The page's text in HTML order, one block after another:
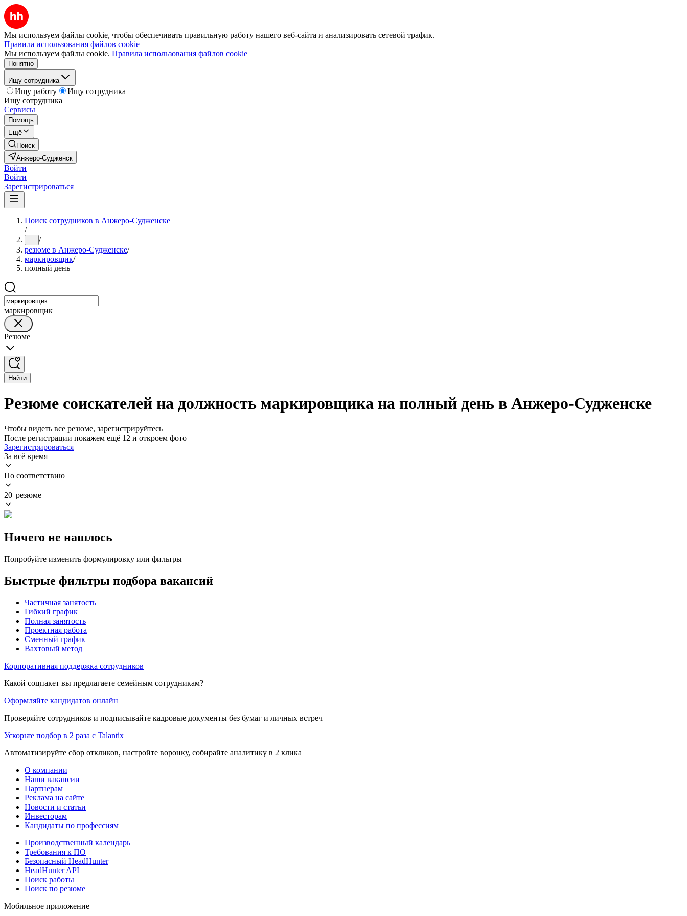
Мы используем файлы cookie, чтобы обеспечивать правильную работу нашего веб-сайта и анализировать сетевой трафик.
Правила использования файлов cookie
Мы используем файлы cookie. Правила использования файлов cookie
Понятно
Ищу сотрудника
Ищу работу
Ищу сотрудника
Ищу сотрудника
Сервисы
Помощь
Ещё
Поиск
Анжеро-Судженск
Войти
Войти
Зарегистрироваться
Поиск сотрудников в Анжеро-Судженске
/
... /
резюме в Анжеро-Судженске/
маркировщик/
полный день
маркировщик
Резюме
Найти
Резюме соискателей на должность маркировщика на полный день в Анжеро-Судженске
Чтобы видеть все резюме, зарегистрируйтесь
После регистрации покажем ещё 12 и откроем фото
Зарегистрироваться
За всё время
По соответствию
20 резюме
Ничего не нашлось
Попробуйте изменить формулировку или фильтры
Быстрые фильтры подбора вакансий
Частичная занятость
Гибкий график
Полная занятость
Проектная работа
Сменный график
Вахтовый метод
Корпоративная поддержка сотрудников
Какой соцпакет вы предлагаете семейным сотрудникам?
Оформляйте кандидатов онлайн
Проверяйте сотрудников и подписывайте кадровые документы без бумаг и личных встреч
Ускорьте подбор в 2 раза с Talantix
Автоматизируйте сбор откликов, настройте воронку, собирайте аналитику в 2 клика
О компании
Наши вакансии
Партнерам
Реклама на сайте
Новости и статьи
Инвесторам
Кандидаты по профессиям
Производственный календарь
Требования к ПО
Безопасный HeadHunter
HeadHunter API
Поиск работы
Поиск по резюме
Мобильное приложение